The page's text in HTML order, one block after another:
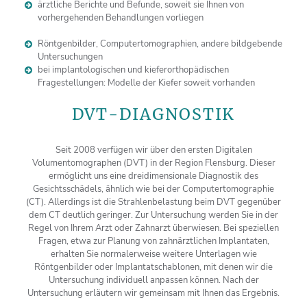
ärztliche Berichte und Befunde, soweit sie Ihnen von
vorhergehenden Behandlungen vorliegen
Röntgenbilder, Computertomographien, andere bildgebende
Untersuchungen
bei implantologischen und kieferorthopädischen
Fragestellungen: Modelle der Kiefer soweit vorhanden
DVT-DIAGNOSTIK
Seit 2008 verfügen wir über den ersten Digitalen
Volumentomographen (DVT) in der Region Flensburg. Dieser
ermöglicht uns eine dreidimensionale Diagnostik des
Gesichtsschädels, ähnlich wie bei der Computertomographie
(CT). Allerdings ist die Strahlenbelastung beim DVT gegenüber
dem CT deutlich geringer. Zur Untersuchung werden Sie in der
Regel von Ihrem Arzt oder Zahnarzt überwiesen. Bei speziellen
Fragen, etwa zur Planung von zahnärztlichen Implantaten,
erhalten Sie normalerweise weitere Unterlagen wie
Röntgenbilder oder Implantatschablonen, mit denen wir die
Untersuchung individuell anpassen können. Nach der
Untersuchung erläutern wir gemeinsam mit Ihnen das Ergebnis.